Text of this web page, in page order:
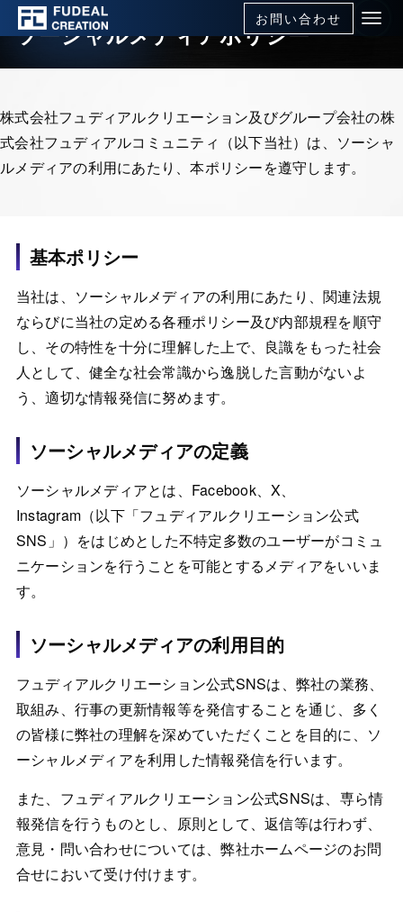
お問い合わせ
ソーシャルメディアポリシー
株式会社フュディアルクリエーション及びグループ会社の株
式会社フュディアルコミュニティ（以下当社）は、ソーシャ
ルメディアの利用にあたり、本ポリシーを遵守します。
基本ポリシー
当社は、ソーシャルメディアの利用にあたり、関連法規
ならびに当社の定める各種ポリシー及び内部規程を順守
し、その特性を十分に理解した上で、良識をもった社会
人として、健全な社会常識から逸脱した言動がないよ
う、適切な情報発信に努めます。
ソーシャルメディアの定義
ソーシャルメディアとは、Facebook、X、
Instagram（以下「フュディアルクリエーション公式
SNS」）をはじめとした不特定多数のユーザーがコミュ
ニケーションを行うことを可能とするメディアをいいま
す。
ソーシャルメディアの利用目的
フュディアルクリエーション公式SNSは、弊社の業務、
取組み、行事の更新情報等を発信することを通じ、多く
の皆様に弊社の理解を深めていただくことを目的に、ソ
ーシャルメディアを利用した情報発信を行います。
また、フュディアルクリエーション公式SNSは、専ら情
報発信を行うものとし、原則として、返信等は行わず、
意見・問い合わせについては、弊社ホームページのお問
合せにおいて受け付けます。